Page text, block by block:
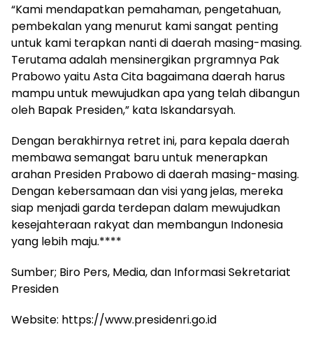
“Kami mendapatkan pemahaman, pengetahuan,
pembekalan yang menurut kami sangat penting
untuk kami terapkan nanti di daerah masing-masing.
Terutama adalah mensinergikan prgramnya Pak
Prabowo yaitu Asta Cita bagaimana daerah harus
mampu untuk mewujudkan apa yang telah dibangun
oleh Bapak Presiden,” kata Iskandarsyah.
Dengan berakhirnya retret ini, para kepala daerah
membawa semangat baru untuk menerapkan
arahan Presiden Prabowo di daerah masing-masing.
Dengan kebersamaan dan visi yang jelas, mereka
siap menjadi garda terdepan dalam mewujudkan
kesejahteraan rakyat dan membangun Indonesia
yang lebih maju.****
Sumber; Biro Pers, Media, dan Informasi Sekretariat
Presiden
Website: https://www.presidenri.go.id